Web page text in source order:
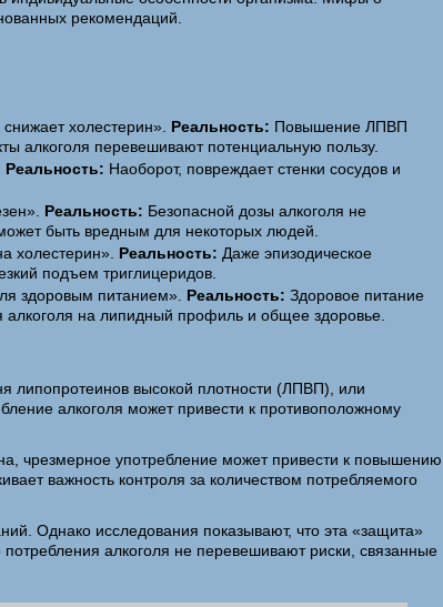
рекомендаций.
холестерин». Реальность: Повышение ЛПВП
алкоголя перевешивают потенциальную пользу.
Реальность: Наоборот, повреждает стенки сосудов и
Реальность: Безопасной дозы алкоголя не
быть вредным для некоторых людей.
холестерин». Реальность: Даже эпизодическое
подъем триглицеридов.
здоровым питанием». Реальность: Здоровое питание
алкоголя на липидный профиль и общее здоровье.
липопротеинов высокой плотности (ЛПВП), или
алкоголя может привести к противоположному
чрезмерное употребление может привести к повышению
важность контроля за количеством потребляемого
Однако исследования показывают, что эта «защита»
алкоголя не перевешивают риски, связанные